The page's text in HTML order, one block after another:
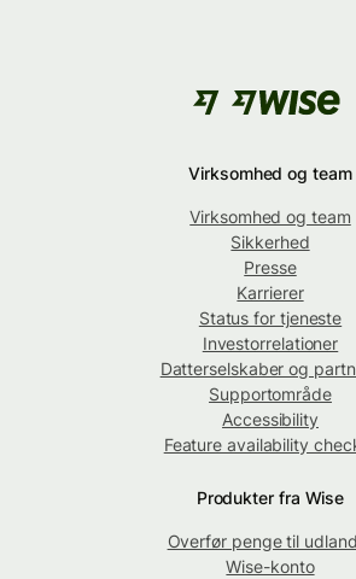
Virksomhed og team
Virksomhed og team
Sikkerhed
Presse
Karrierer
Status for tjeneste
Investorrelationer
Datterselskaber og
Supportområde
Accessibility
Feature availability
Produkter fra Wise
Overfør penge til
Wise-konto